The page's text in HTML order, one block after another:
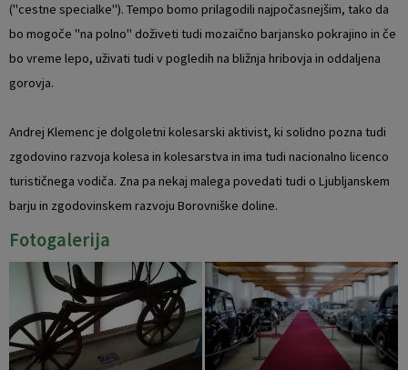
("cestne specialke"). Tempo bomo prilagodili najpočasnejšim, tako da
bo mogoče "na polno" doživeti tudi mozaično barjansko pokrajino in če
bo vreme lepo, uživati tudi v pogledih na bližnja hribovja in oddaljena
gorovja.
Andrej Klemenc je dolgoletni kolesarski aktivist, ki solidno pozna tudi
zgodovino razvoja kolesa in kolesarstva in ima tudi nacionalno licenco
turističnega vodiča. Zna pa nekaj malega povedati tudi o Ljubljanskem
barju in zgodovinskem razvoju Borovniške doline.
Fotogalerija